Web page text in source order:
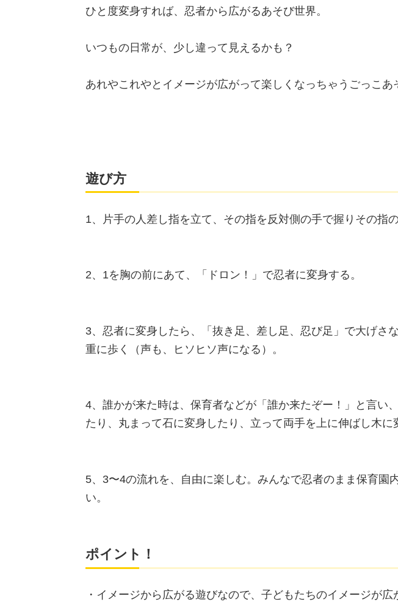
ひと度変身すれば、忍者から広がるあそび世界。
いつもの日常が、少し違って見えるかも？
あれやこれやとイメージが広がって楽しくなっちゃうごっこあ
遊び方
1、片手の人差し指を立て、その指を反対側の手で握りその指
2、1を胸の前にあて、「ドロン！」で忍者に変身する。
3、忍者に変身したら、「抜き足、差し足、忍び足」で大げさ
重に歩く（声も、ヒソヒソ声になる）。
4、誰かが来た時は、保育者などが「誰か来たぞー！」と言い
たり、丸まって石に変身したり、立って両手を上に伸ばし木に
5、3〜4の流れを、自由に楽しむ。みんなで忍者のまま保育園
い。
ポイント！
・イメージから広がる遊びなので、子どもたちのイメージが広